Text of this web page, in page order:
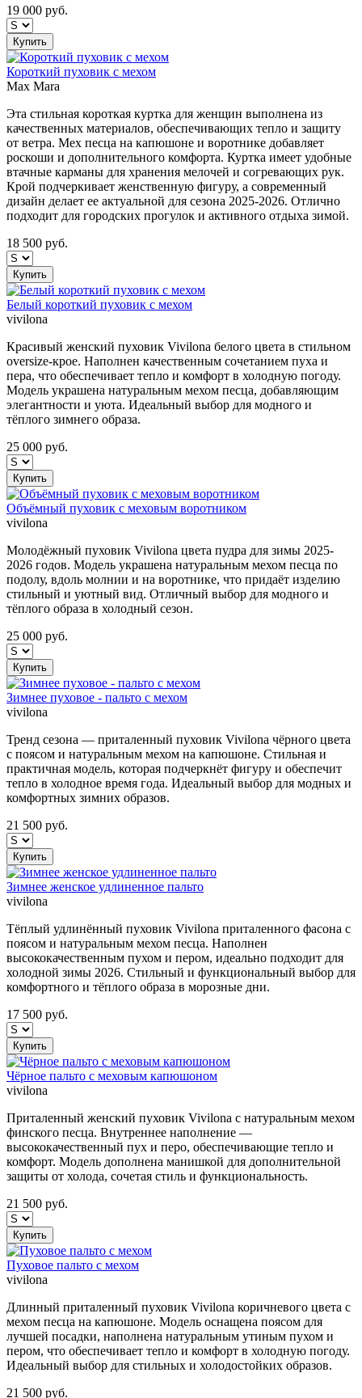
19 000 руб.
Купить
Короткий пуховик с мехом
Max Mara
Эта стильная короткая куртка для женщин выполнена из
качественных материалов, обеспечивающих тепло и защиту
от ветра. Мех песца на капюшоне и воротнике добавляет
роскоши и дополнительного комфорта. Куртка имеет удобные
втачные карманы для хранения мелочей и согревающих рук.
Крой подчеркивает женственную фигуру, а современный
дизайн делает ее актуальной для сезона 2025-2026. Отлично
подходит для городских прогулок и активного отдыха зимой.
18 500 руб.
Купить
Белый короткий пуховик с мехом
vivilona
Красивый женский пуховик Vivilona белого цвета в стильном
oversize-крое. Наполнен качественным сочетанием пуха и
пера, что обеспечивает тепло и комфорт в холодную погоду.
Модель украшена натуральным мехом песца, добавляющим
элегантности и уюта. Идеальный выбор для модного и
тёплого зимнего образа.
25 000 руб.
Купить
Объёмный пуховик с меховым воротником
vivilona
Молодёжный пуховик Vivilona цвета пудра для зимы 2025-
2026 годов. Модель украшена натуральным мехом песца по
подолу, вдоль молнии и на воротнике, что придаёт изделию
стильный и уютный вид. Отличный выбор для модного и
тёплого образа в холодный сезон.
25 000 руб.
Купить
Зимнее пуховое - пальто с мехом
vivilona
Тренд сезона — приталенный пуховик Vivilona чёрного цвета
с поясом и натуральным мехом на капюшоне. Стильная и
практичная модель, которая подчеркнёт фигуру и обеспечит
тепло в холодное время года. Идеальный выбор для модных и
комфортных зимних образов.
21 500 руб.
Купить
Зимнее женское удлиненное пальто
vivilona
Тёплый удлинённый пуховик Vivilona приталенного фасона с
поясом и натуральным мехом песца. Наполнен
высококачественным пухом и пером, идеально подходит для
холодной зимы 2026. Стильный и функциональный выбор для
комфортного и тёплого образа в морозные дни.
17 500 руб.
Купить
Чёрное пальто с меховым капюшоном
vivilona
Приталенный женский пуховик Vivilona с натуральным мехом
финского песца. Внутреннее наполнение —
высококачественный пух и перо, обеспечивающие тепло и
комфорт. Модель дополнена манишкой для дополнительной
защиты от холода, сочетая стиль и функциональность.
21 500 руб.
Купить
Пуховое пальто с мехом
vivilona
Длинный приталенный пуховик Vivilona коричневого цвета с
мехом песца на капюшоне. Модель оснащена поясом для
лучшей посадки, наполнена натуральным утиным пухом и
пером, что обеспечивает тепло и комфорт в холодную погоду.
Идеальный выбор для стильных и холодостойких образов.
21 500 руб.